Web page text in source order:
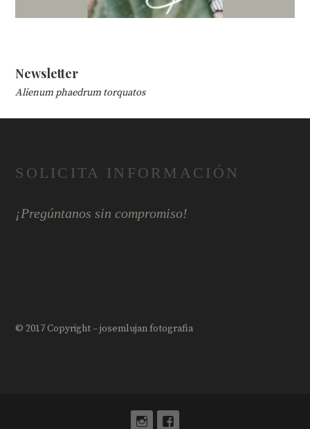
Newsletter
Alienum phaedrum torquatos
SOLICITA INFORMACIÓN
¡Pregúntanos sin compromiso!
© 2017 Copyright – josemlujan fotografia